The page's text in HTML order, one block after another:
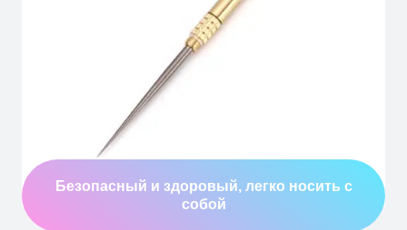
Безопасный и здоровый, легко носить с
собой